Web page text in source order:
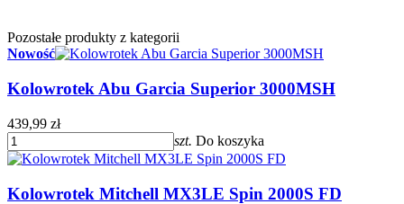
Pozostałe produkty z kategorii
Nowość
Kolowrotek Abu Garcia Superior 3000MSH
439,99 zł
szt. Do koszyka
Kolowrotek Mitchell MX3LE Spin 2000S FD